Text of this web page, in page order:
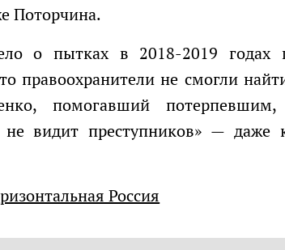
Поторчина.
правоохранители не смогли
помогавший потерпевшим,
не видит преступников» — даже
Россия